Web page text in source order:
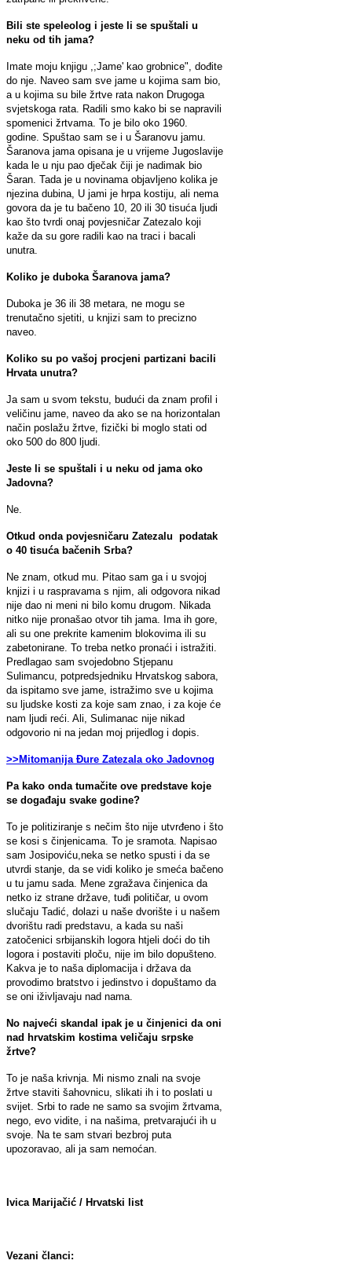
Bili ste speleolog i jeste li se spuštali u
neku od tih jama?
Imate moju knjigu ,;Jame' kao grobnice", dođite
do nje. Naveo sam sve jame u kojima sam bio,
a u kojima su bile žrtve rata nakon Drugoga
svjetskoga rata. Radili smo kako bi se napravili
spomenici žrtvama. To je bilo oko 1960.
godine. Spuštao sam se i u Šaranovu jamu.
Šaranova jama opisana je u vrijeme Jugoslavije
kada le u nju pao dječak čiji je nadimak bio
Šaran. Tada je u novinama objavljeno kolika je
njezina dubina, U jami je hrpa kostiju, ali nema
govora da je tu bačeno 10, 20 ili 30 tisuća ljudi
kao što tvrdi onaj povjesničar Zatezalo koji
kaže da su gore radili kao na traci i bacali
unutra.
Koliko je duboka Šaranova jama?
Duboka je 36 ili 38 metara, ne mogu se
trenutačno sjetiti, u knjizi sam to precizno
naveo.
Koliko su po vašoj procjeni partizani bacili
Hrvata unutra?
Ja sam u svom tekstu, budući da znam profil i
veličinu jame, naveo da ako se na horizontalan
način poslažu žrtve, fizički bi moglo stati od
oko 500 do 800 ljudi.
Jeste li se spuštali i u neku od jama oko
Jadovna?
Ne.
Otkud onda povjesničaru Zatezalu podatak
o 40 tisuća bačenih Srba?
Ne znam, otkud mu. Pitao sam ga i u svojoj
knjizi i u raspravama s njim, ali odgovora nikad
nije dao ni meni ni bilo komu drugom. Nikada
nitko nije pronašao otvor tih jama. Ima ih gore,
ali su one prekrite kamenim blokovima ili su
zabetonirane. To treba netko pronaći i istražiti.
Predlagao sam svojedobno Stjepanu
Sulimancu, potpredsjedniku Hrvatskog sabora,
da ispitamo sve jame, istražimo sve u kojima
su ljudske kosti za koje sam znao, i za koje će
nam ljudi reći. Ali, Sulimanac nije nikad
odgovorio ni na jedan moj prijedlog i dopis.
>>Mitomanija Đure Zatezala oko Jadovnog
Pa kako onda tumačite ove predstave koje
se događaju svake godine?
To je politiziranje s nečim što nije utvrđeno i što
se kosi s činjenicama. To je sramota. Napisao
sam Josipoviću,neka se netko spusti i da se
utvrdi stanje, da se vidi koliko je smeća bačeno
u tu jamu sada. Mene zgražava činjenica da
netko iz strane države, tuđi političar, u ovom
slučaju Tadić, dolazi u naše dvorište i u našem
dvorištu radi predstavu, a kada su naši
zatočenici srbijanskih logora htjeli doći do tih
logora i postaviti ploču, nije im bilo dopušteno.
Kakva je to naša diplomacija i država da
provodimo bratstvo i jedinstvo i dopuštamo da
se oni iživljavaju nad nama.
No najveći skandal ipak je u činjenici da oni
nad hrvatskim kostima veličaju srpske
žrtve?
To je naša krivnja. Mi nismo znali na svoje
žrtve staviti šahovnicu, slikati ih i to poslati u
svijet. Srbi to rade ne samo sa svojim žrtvama,
nego, evo vidite, i na našima, pretvarajući ih u
svoje. Na te sam stvari bezbroj puta
upozoravao, ali ja sam nemoćan.
Ivica Marijačić / Hrvatski list
Vezani članci: